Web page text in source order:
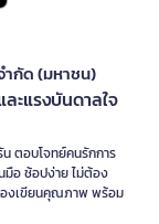
ำกัด (มหาชน)
ะแรงบันดาลใจ
ตอบโจทย์คนรักการ
มือ ช้อปง่าย ไม่ต้อง
องเขียนคุณภาพ พร้อม